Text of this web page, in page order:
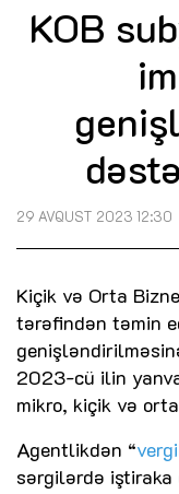
KOB
29 AVQUST 2023 12:30
Kiçik və Orta
tərəfindən təmin
2023-cü ilin
mikro, kiçik və
Agentlikdən “
sərgilərdə